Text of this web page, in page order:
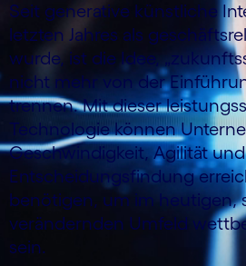
Seit generative künstliche
letzten Jahres als
wurde, ist die Idee,
nicht mehr von der
trennen. Mit dieser
Technologie können
Geschwindigkeit, Agilität
Entscheidungsfindung
benötigen, um im heutigen,
verändernden Umfeld
sein.